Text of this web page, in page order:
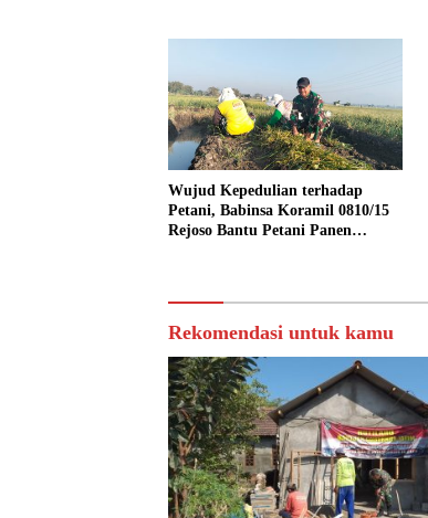
Wujud Kepedulian terhadap
Petani, Babinsa Koramil 0810/15
Rejoso Bantu Petani Panen
Rekomendasi untuk kamu